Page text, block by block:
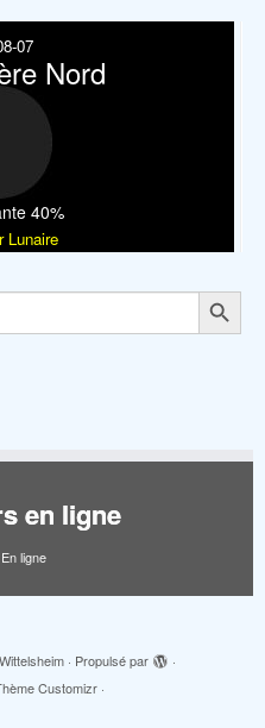
07
Nord
40%
Lunaire
Search Button
en ligne
En ligne
· Propulsé par
·
Customizr·